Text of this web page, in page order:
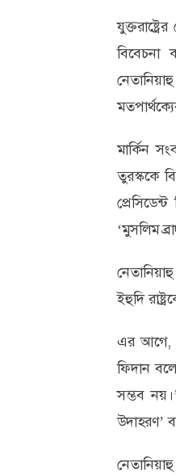
বিবেচনা
মার্কিন
তুরস্ককে
‘মুসলিম
ইহুদি
এর আগে,
ফিদান
সম্ভব
উদাহরণ’